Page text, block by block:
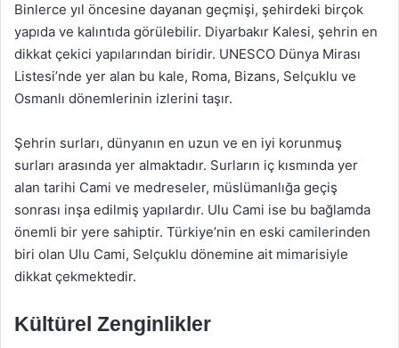
Binlerce yıl öncesine dayanan geçmişi, şehirdeki birçok
yapıda ve kalıntıda görülebilir. Diyarbakır Kalesi, şehrin en
dikkat çekici yapılarından biridir. UNESCO Dünya Mirası
Listesi’nde yer alan bu kale, Roma, Bizans, Selçuklu ve
Osmanlı dönemlerinin izlerini taşır.
Şehrin surları, dünyanın en uzun ve en iyi korunmuş
surları arasında yer almaktadır. Surların iç kısmında yer
alan tarihi Cami ve medreseler, müslümanlığa geçiş
sonrası inşa edilmiş yapılardır. Ulu Cami ise bu bağlamda
önemli bir yere sahiptir. Türkiye’nin en eski camilerinden
biri olan Ulu Cami, Selçuklu dönemine ait mimarisiyle
dikkat çekmektedir.
Kültürel Zenginlikler